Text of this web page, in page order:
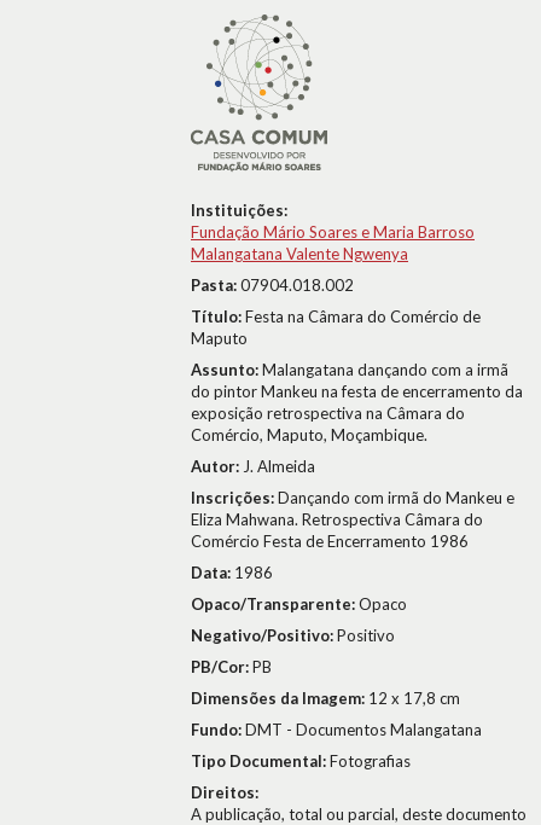
Instituições:
Fundação Mário Soares e Maria Barroso
Malangatana Valente Ngwenya
Pasta:07904.018.002
Título:Festa na Câmara do Comércio de
Maputo
Assunto:Malangatana dançando com a irmã
do pintor Mankeu na festa de encerramento da
exposição retrospectiva na Câmara do
Comércio, Maputo, Moçambique.
Autor: J. Almeida
Inscrições:Dançando com irmã do Mankeu e
Eliza Mahwana. Retrospectiva Câmara do
Comércio Festa de Encerramento 1986
Data: 1986
Opaco/Transparente:Opaco
Negativo/Positivo:Positivo
PB/Cor:PB
Dimensões da Imagem: 12 x 17,8 cm
Fundo:DMT - Documentos Malangatana
Tipo Documental:Fotografias
Direitos:
A publicação, total ou parcial, deste documento